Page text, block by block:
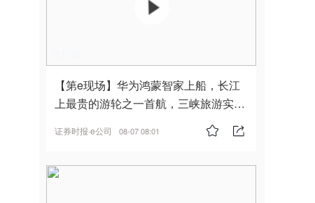
【第e现场】华为鸿蒙智家上船，长江
上最贵的游轮之一首航，三峡旅游实
证券时报·e公司 08-07 08:01